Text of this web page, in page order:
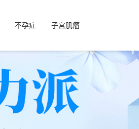
不孕症 子宮肌瘤